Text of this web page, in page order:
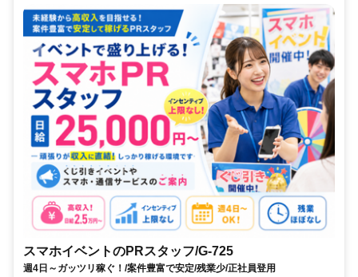
スマホイベントのPRスタッフ/G-725
週4日～ガッツリ稼ぐ！/案件豊富で安定/残業少/正社員登用